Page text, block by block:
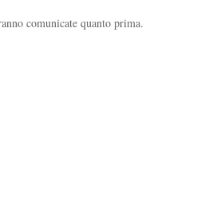
comunicate quanto prima.